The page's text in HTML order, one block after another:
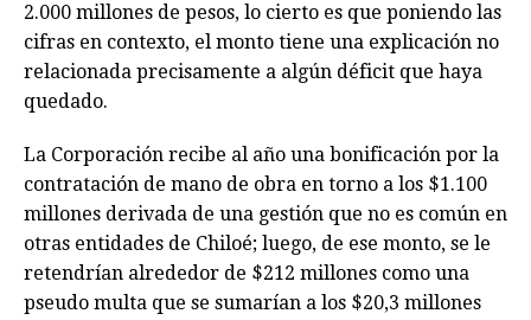
2.000 millones de pesos, lo cierto es que poniendo las
cifras en contexto, el monto tiene una explicación no
relacionada precisamente a algún déficit que haya
quedado.
La Corporación recibe al año una bonificación por la
contratación de mano de obra en torno a los $1.100
millones derivada de una gestión que no es común en
otras entidades de Chiloé; luego, de ese monto, se le
retendrían alrededor de $212 millones como una
pseudo multa que se sumarían a los $20,3 millones